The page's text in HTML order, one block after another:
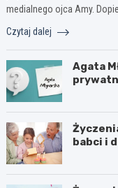
medialnego ojca Amy.
Czytaj dalej
Agata
babci i